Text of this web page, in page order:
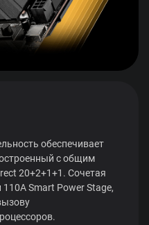
обеспечивает
с общим
20+2+1+1. Сочетая
Smart Power Stage,